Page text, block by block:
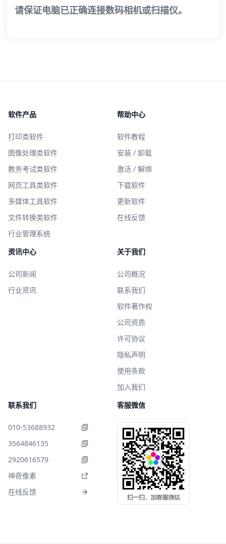
请保证电脑已正确连接数码相机或扫描仪。
软件产品
打印类软件
图像处理类软件
教务考试类软件
网页工具类软件
多媒体工具软件
文件转换类软件
行业管理系统
帮助中心
软件教程
安装 / 卸载
激活 / 解绑
下载软件
更新软件
在线反馈
资讯中心
公司新闻
行业资讯
关于我们
公司概况
联系我们
软件著作权
公司资质
许可协议
隐私声明
使用条款
加入我们
联系我们
010-53688932
3564846135
2920616579
神奇像素
在线反馈
客服微信